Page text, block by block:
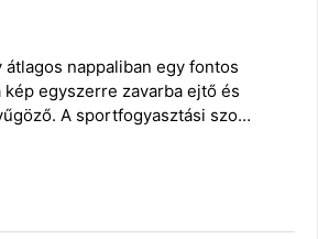
nappaliban egy fontos
egyszerre zavarba ejtő és
A sportfogyasztási szo…